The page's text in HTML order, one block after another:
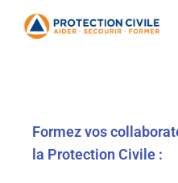
Formez vos
la Protection Civile :